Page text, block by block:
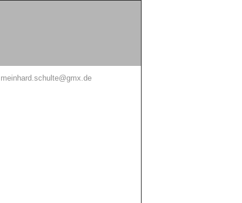
meinhard.schulte@gmx.de